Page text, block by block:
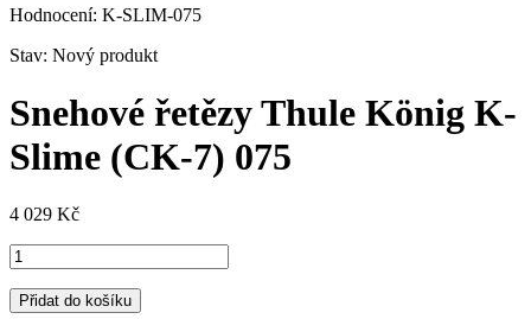
Hodnocení: K-SLIM-075
Stav: Nový produkt
Snehové řetězy Thule König K-
Slime (CK-7) 075
4 029 Kč
Přidat do košíku